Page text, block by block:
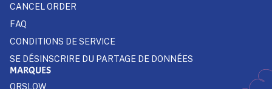
CANCEL ORDER
FAQ
CONDITIONS DE SERVICE
SE DÉSINSCRIRE DU PARTAGE DE DONNÉES
MARQUES
ORSLOW